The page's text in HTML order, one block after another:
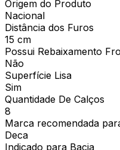
Origem do Produto
Nacional
Distância dos Furos
15 cm
Possui Rebaixamento
Não
Superfície Lisa
Sim
Quantidade De Calços
8
Marca recomendada
Deca
Indicado para Bacia